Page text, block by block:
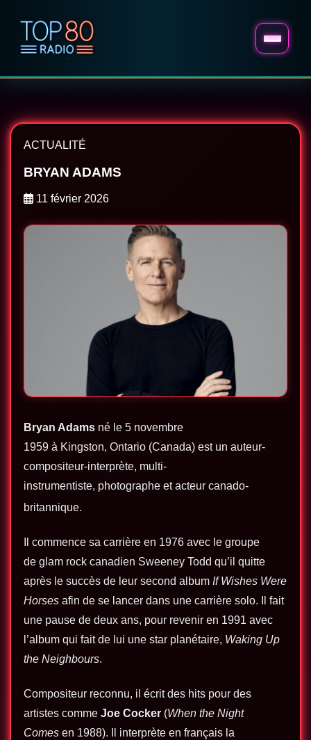
ACTUALITÉ
BRYAN ADAMS
11 février 2026
Bryan Adams né le 5 novembre
1959 à Kingston, Ontario (Canada) est un auteur-
compositeur-interprète, multi-
instrumentiste, photographe et acteur canado-
britannique.
Il commence sa carrière en 1976 avec le groupe
de glam rock canadien Sweeney Todd qu’il quitte
après le succès de leur second album If Wishes Were
Horses afin de se lancer dans une carrière solo. Il fait
une pause de deux ans, pour revenir en 1991 avec
l’album qui fait de lui une star planétaire, Waking Up
the Neighbours.
Compositeur reconnu, il écrit des hits pour des
artistes comme Joe Cocker (When the Night
Comes en 1988). Il interprète en français la